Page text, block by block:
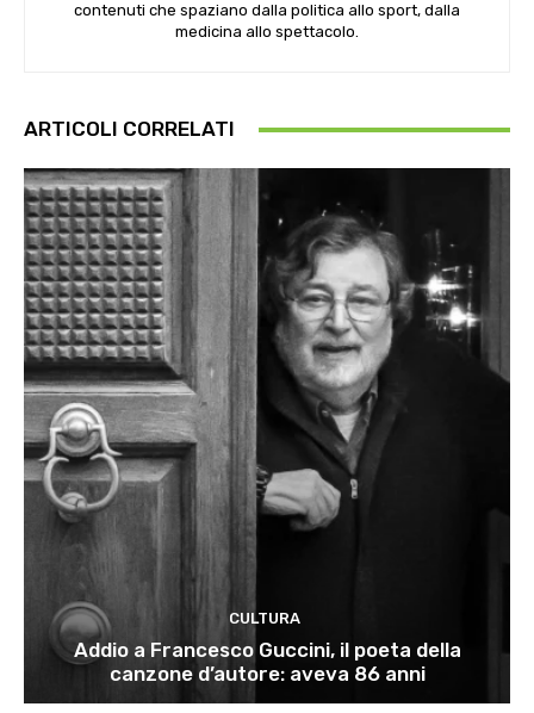
contenuti che spaziano dalla politica allo sport, dalla
medicina allo spettacolo.
ARTICOLI CORRELATI
CULTURA
Addio a Francesco Guccini, il poeta della
canzone d’autore: aveva 86 anni